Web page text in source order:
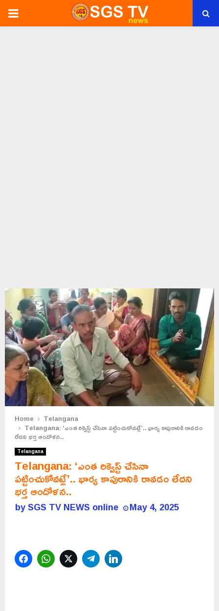
PRIMARY
Home Telangana
Telangana: ‘ఎంత రిక్వెస్ట్ చేసినా పట్టించుకోవట్లే’.. భార్య కాపురానికి రావడం
లేదని భర్త ఆందోళన..
Telangana
Telangana: ‘ఎంత రిక్వెస్ట్ చేసినా
పట్టించుకోవట్లే’.. భార్య కాపురానికి రావడం లేదని
భర్త ఆందోళన..
bySGS TV NEWS online May 4, 2025
FacebookWhatsAppTwitterTelegram